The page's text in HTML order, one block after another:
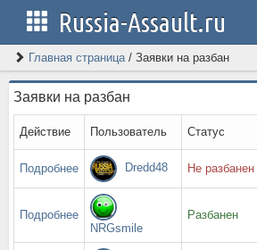
Russia-Assault.ru
Главная страница/ Заявки на разбан
Заявки на разбан
Действие Пользователь Статус
Подробнее Dredd48 Не разбанен
Подробнее
NRGsmile
Разбанен